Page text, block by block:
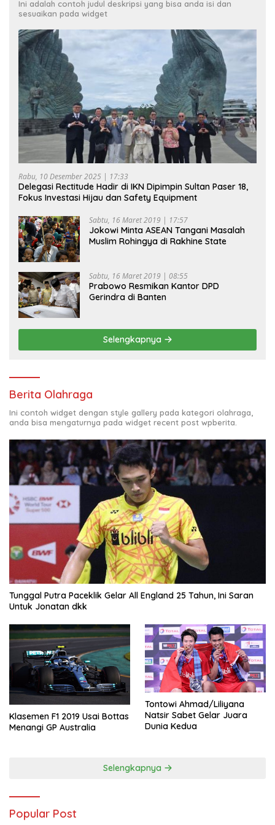
Ini adalah contoh judul deskripsi yang bisa anda isi dan
sesuaikan pada widget
Rabu, 10 Desember 2025 | 17:33
Delegasi Rectitude Hadir di IKN Dipimpin Sultan Paser 18,
Fokus Investasi Hijau dan Safety Equipment
Sabtu, 16 Maret 2019 | 17:57
Jokowi Minta ASEAN Tangani Masalah
Muslim Rohingya di Rakhine State
Sabtu, 16 Maret 2019 | 08:55
Prabowo Resmikan Kantor DPD
Gerindra di Banten
Selengkapnya
Berita Olahraga
Ini contoh widget dengan style gallery pada kategori olahraga,
anda bisa mengaturnya pada widget recent post wpberita.
Tunggal Putra Paceklik Gelar All England 25 Tahun, Ini Saran
Untuk Jonatan dkk
Klasemen F1 2019 Usai Bottas
Menangi GP Australia
Tontowi Ahmad/Liliyana
Natsir Sabet Gelar Juara
Dunia Kedua
Selengkapnya
Popular Post